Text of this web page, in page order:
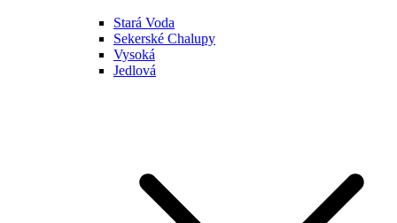
Stará Voda
Sekerské Chalupy
Vysoká
Jedlová